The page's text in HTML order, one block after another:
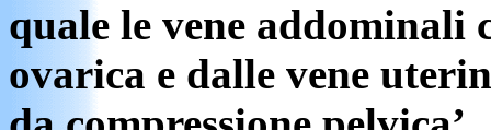
quale le vene addominali
ovarica e dalle vene